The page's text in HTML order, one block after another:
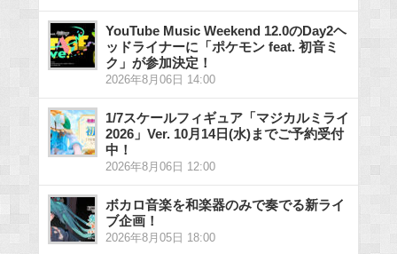
YouTube Music Weekend 12.0のDay2ヘ
ッドライナーに「ポケモン feat. 初音ミ
ク」が参加決定！
2026年8月06日 14:00
1/7スケールフィギュア「マジカルミライ
2026」Ver. 10月14日(水)までご予約受付
中！
2026年8月06日 12:00
ボカロ音楽を和楽器のみで奏でる新ライ
ブ企画！
2026年8月05日 18:00